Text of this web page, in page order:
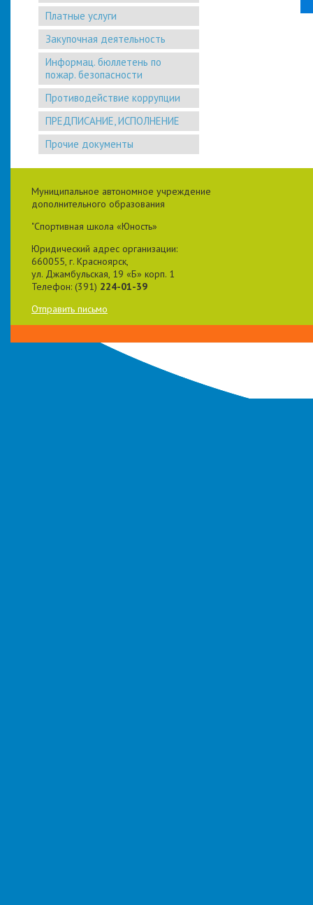
Платные услуги
Закупочная деятельность
Информац. бюллетень по
пожар. безопасности
Противодействие коррупции
ПРЕДПИСАНИЕ, ИСПОЛНЕНИЕ
Прочие документы
Муниципальное автономное учреждение
дополнительного образования
"Спортивная школа «Юность»
Юридический адрес организации:
660055, г. Красноярск,
ул. Джамбульская, 19 «Б» корп. 1
Телефон: (391) 224-01-39
Отправить письмо